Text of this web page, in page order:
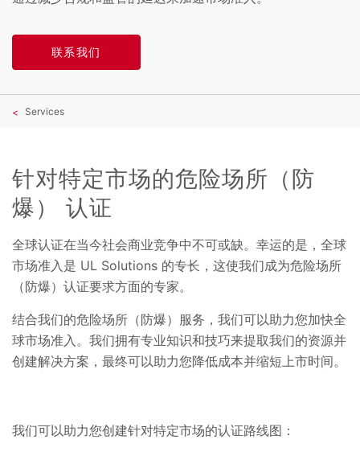
联系我们
Services
针对特定市场的危险场所（防
爆） 认证
全球认证在当今社会商业竞争中不可或缺。幸运的是，全球
市场准入是 UL Solutions 的专长，这使我们成为危险场所
（防爆）认证要求方面的专家。
结合我们的危险场所（防爆）服务，我们可以助力您加快全
球市场准入。我们拥有专业知识和技巧来提取我们的资源并
创建解决方案，最终可以助力您降低成本并缩短上市时间。
我们可以助力您创建针对特定市场的认证路线图：